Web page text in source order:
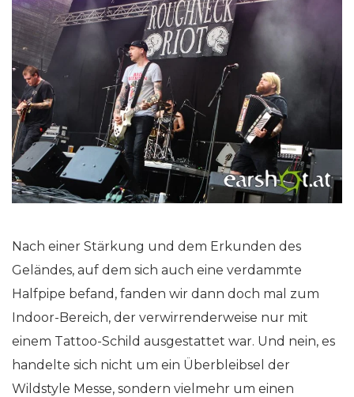
Nach einer Stärkung und dem Erkunden des
Geländes, auf dem sich auch eine verdammte
Halfpipe befand, fanden wir dann doch mal zum
Indoor-Bereich, der verwirrenderweise nur mit
einem Tattoo-Schild ausgestattet war. Und nein, es
handelte sich nicht um ein Überbleibsel der
Wildstyle Messe, sondern vielmehr um einen